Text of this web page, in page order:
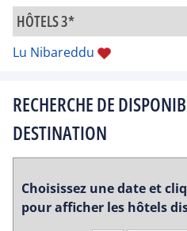
HÔTELS 3*
Lu Nibareddu
RECHERCHE DE
DESTINATION
Choisissez une date et
pour afficher les hôtels